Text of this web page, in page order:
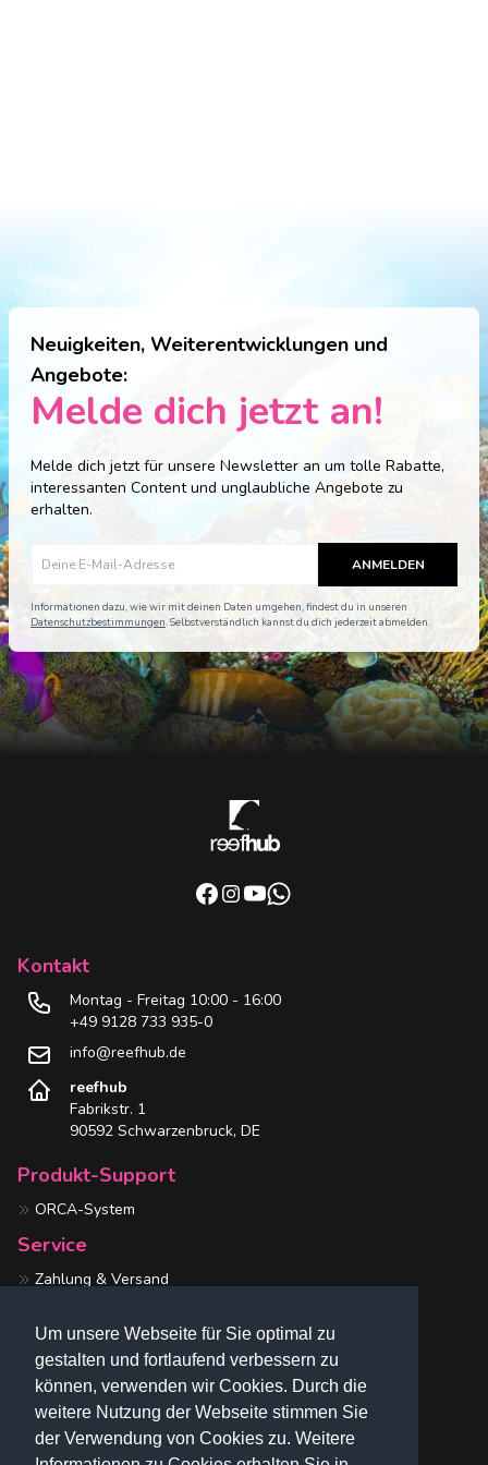
Um unsere Webseite für Sie optimal zu
gestalten und fortlaufend verbessern zu
können, verwenden wir Cookies. Durch die
weitere Nutzung der Webseite stimmen Sie
der Verwendung von Cookies zu. Weitere
Neuigkeiten, Weiterentwicklungen und
Angebote:
Melde dich jetzt an!
Melde dich jetzt für unsere Newsletter an um tolle Rabatte,
interessanten Content und unglaubliche Angebote zu
erhalten.
ANMELDEN
Informationen dazu, wie wir mit deinen Daten umgehen, findest du in unseren
Datenschutzbestimmungen. Selbstverständlich kannst du dich jederzeit abmelden.
Kontakt
Montag - Freitag 10:00 - 16:00
+49 9128 733 935-0
info@reefhub.de
reefhub
Fabrikstr. 1
90592 Schwarzenbruck, DE
Produkt-Support
ORCA-System
Service
Zahlung & Versand
My reefhub
Mein Profil
Bestellung verfolgen
Rechtliches